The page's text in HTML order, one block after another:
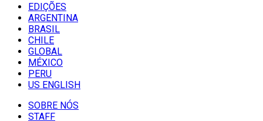
EDIÇÕES
ARGENTINA
BRASIL
CHILE
GLOBAL
MÉXICO
PERU
US ENGLISH
SOBRE NÓS
STAFF